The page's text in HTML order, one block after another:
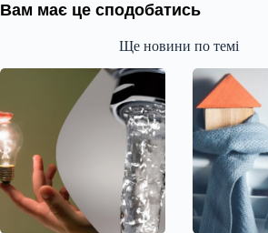
Вам має це сподобатись
Ще новини по темі